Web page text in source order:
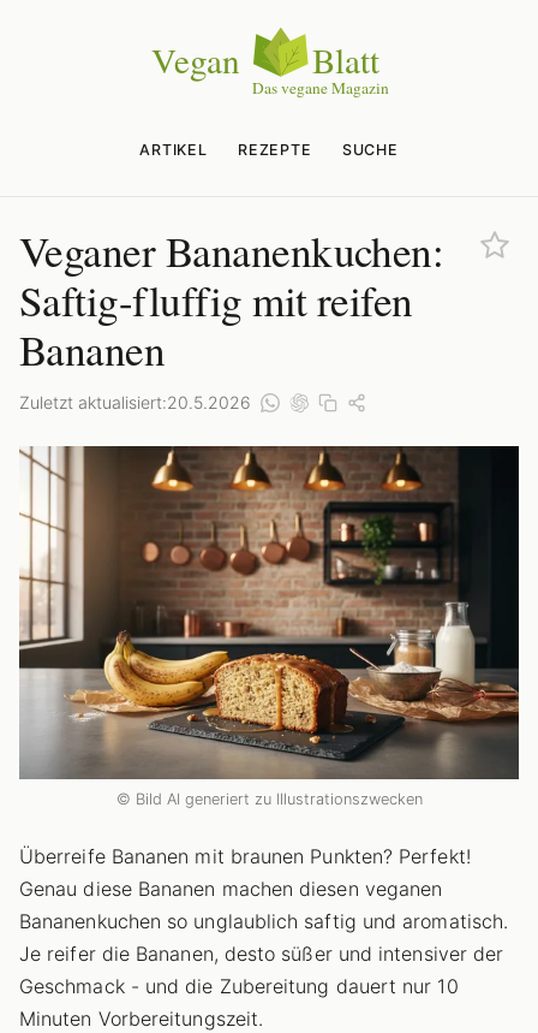
ARTIKEL REZEPTE SUCHE
Veganer Bananenkuchen:
Saftig-fluffig mit reifen
Bananen
Zuletzt aktualisiert:20.5.2026
© Bild AI generiert zu Illustrationszwecken
Überreife Bananen mit braunen Punkten? Perfekt!
Genau diese Bananen machen diesen veganen
Bananenkuchen so unglaublich saftig und aromatisch.
Je reifer die Bananen, desto süßer und intensiver der
Geschmack - und die Zubereitung dauert nur 10
Minuten Vorbereitungszeit.